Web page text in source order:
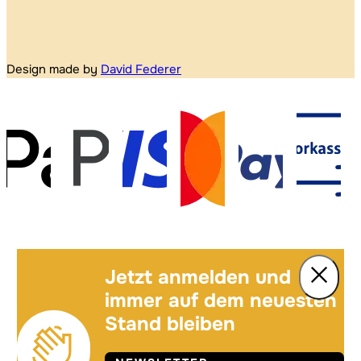
Design made by David Federer
Jetzt anmelden und
immer auf dem neuesten
Stand bleiben